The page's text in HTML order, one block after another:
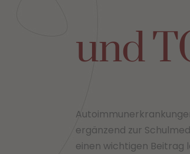
und
ergänzend zur
einen wichtigen Beitrag